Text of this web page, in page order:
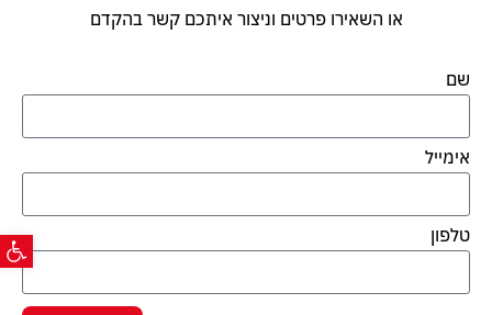
פתח
או השאירו פרטים וניצור איתכם קשר בהקדם
שם
אימייל
טלפון